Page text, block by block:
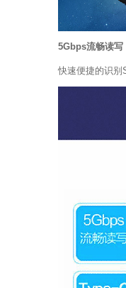
5Gbps流畅读写
快速便捷的识别